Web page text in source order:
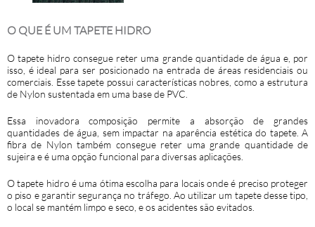
O QUE É UM TAPETE HIDRO
Otapete hidro consegue reter uma grande quantidade de água e, por
isso, é ideal para ser posicionado na entrada de áreas residenciais ou
comerciais. Esse tapete possui características nobres, como a estrutura
de Nylon sustentada em uma base de PVC.
Essa inovadora composição permite a absorção de grandes
quantidades de água, sem impactar na aparência estética do tapete. A
fibra de Nylon também consegue reter uma grande quantidade de
sujeira e é uma opção funcional para diversas aplicações.
Otapete hidro é uma ótima escolha para locais onde é preciso proteger
o piso e garantir segurança no tráfego. Ao utilizar um tapete desse tipo,
o local se mantém limpo e seco, e os acidentes são evitados.